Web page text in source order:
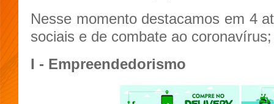
Nesse momento destacamos em 4
sociais e de combate ao coronavírus;
I - Empreendedorismo